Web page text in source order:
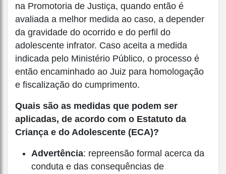
na Promotoria de Justiça, quando então é
avaliada a melhor medida ao caso, a depender
da gravidade do ocorrido e do perfil do
adolescente infrator. Caso aceita a medida
indicada pelo Ministério Público, o processo é
então encaminhado ao Juiz para homologação
e fiscalização do cumprimento.
Quais são as medidas que podem ser
aplicadas, de acordo com o Estatuto da
Criança e do Adolescente (ECA)?
Advertência: repreensão formal acerca da
conduta e das consequências de